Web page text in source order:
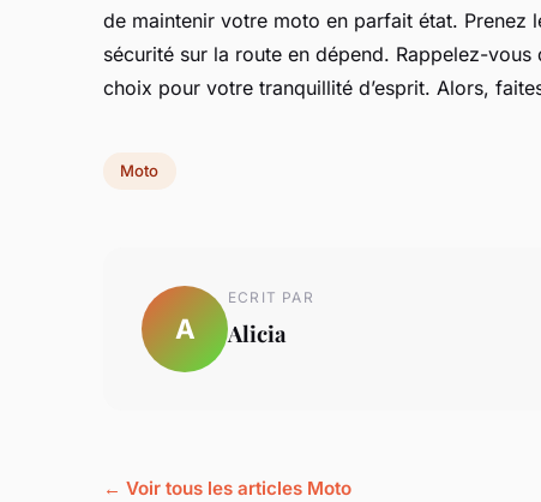
de maintenir votre moto en parfait état. Prenez
sécurité sur la route en dépend. Rappelez-vous
choix pour votre tranquillité d’esprit. Alors,
Moto
A
ECRIT PAR
Alicia
← Voir tous les articles Moto